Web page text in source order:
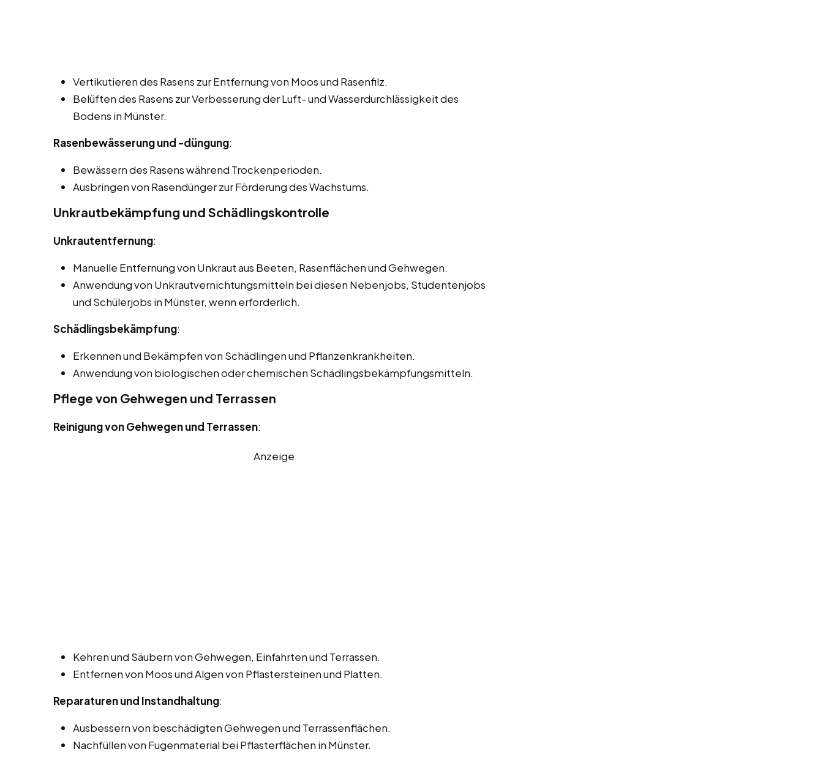
Vertikutieren des Rasens zur Entfernung von Moos und Rasenfilz.
Belüften des Rasens zur Verbesserung der Luft- und Wasserdurchlässigkeit des
Bodens in Münster.
Rasenbewässerung und -düngung:
Bewässern des Rasens während Trockenperioden.
Ausbringen von Rasendünger zur Förderung des Wachstums.
Unkrautbekämpfung und Schädlingskontrolle
Unkrautentfernung:
Manuelle Entfernung von Unkraut aus Beeten, Rasenflächen und Gehwegen.
Anwendung von Unkrautvernichtungsmitteln bei diesen Nebenjobs, Studentenjobs
und Schülerjobs in Münster, wenn erforderlich.
Schädlingsbekämpfung:
Erkennen und Bekämpfen von Schädlingen und Pflanzenkrankheiten.
Anwendung von biologischen oder chemischen Schädlingsbekämpfungsmitteln.
Pflege von Gehwegen und Terrassen
Reinigung von Gehwegen und Terrassen:
Anzeige
Kehren und Säubern von Gehwegen, Einfahrten und Terrassen.
Entfernen von Moos und Algen von Pflastersteinen und Platten.
Reparaturen und Instandhaltung:
Ausbessern von beschädigten Gehwegen und Terrassenflächen.
Nachfüllen von Fugenmaterial bei Pflasterflächen in Münster.